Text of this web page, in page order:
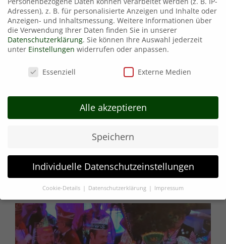
Adressen), z. B. für personalisierte Anzeigen und Inhalte oder
Anzeigen- und Inhaltsmessung. Weitere Informationen über
die Verwendung Ihrer Daten finden Sie in unserer
Datenschutzerklärung. Sie können Ihre Auswahl jederzeit
unter Einstellungen widerrufen oder anpassen.
Datenschutzeinstellungen
Essenziell Externe Medien
Alle akzeptieren
Speichern
Individuelle Datenschutzeinstellungen
Cookie-Details Datenschutzerklärung Impressum
Datenschutzeinstellungen
Wenn Sie unter 16 Jahre alt sind und Ihre Zustimmung zu
freiwilligen Diensten geben möchten, müssen Sie Ihre
Erziehungsberechtigten um Erlaubnis bitten.